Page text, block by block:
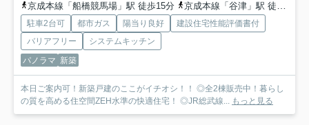
京成本線「船橋競馬場」駅 徒歩15分
京成本線「谷津」駅 徒歩17分
駐車2台可 都市ガス 陽当り良好
建設住宅性能評価書付
バリアフリー
システムキッチン
パノラマ 新築
本日ご案内可！新築戸建のここがイチオシ！！ ◎全2棟販売中！暮らし
の質を高める住空間ZEH水準の快適住宅！ ◎JR総武線... もっと見る